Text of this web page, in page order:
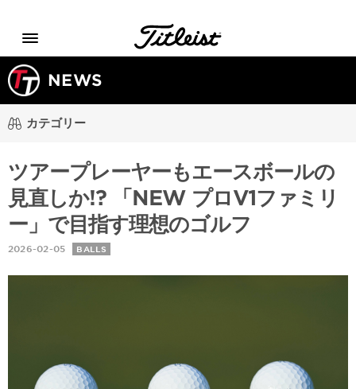
Menu
NEWS
カテゴリー
ツアープレーヤーもエースボールの
見直しか!? 「NEW プロV1ファミリ
ー」で目指す理想のゴルフ
2026-02-05 BALLS